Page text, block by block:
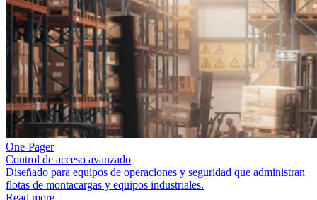
One-Pager
Control de acceso avanzado
Diseñado para equipos de operaciones y seguridad que administran
flotas de montacargas y equipos industriales.